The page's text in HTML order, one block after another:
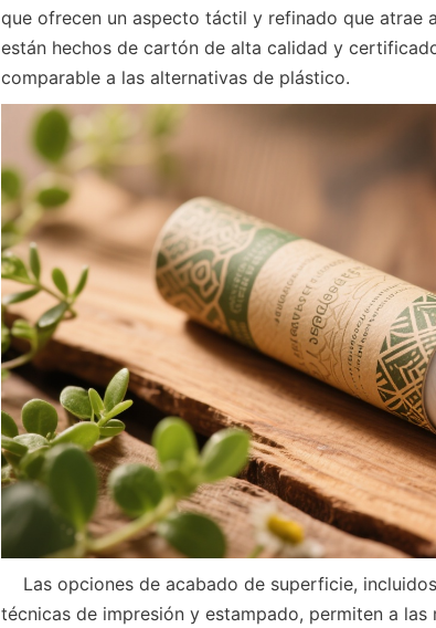
que ofrecen un aspecto táctil y refinado que atrae
están hechos de cartón de alta calidad y
comparable a las alternativas de plástico.
técnicas de impresión y estampado, permiten a